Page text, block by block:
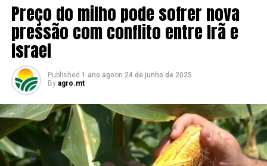
Preço do milho pode sofrer nova
pressão com conflito entre Irã e
Israel
Published 1 ano agoon 24 de junho de 2025
By agro.mt